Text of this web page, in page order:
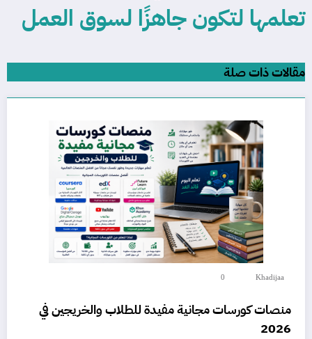
تعلمها لتكون جاهزًا لسوق العمل
مقالات ذات صلة
Khadijaa
0
منصات كورسات مجانية مفيدة للطلاب والخريجين في
2026